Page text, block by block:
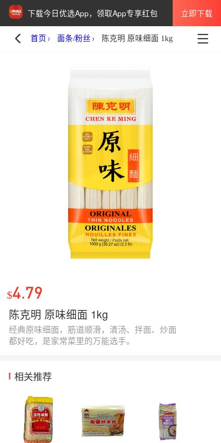
下载今日优选App，领取App专享红包 立即下载
首页 面条/粉丝 陈克明 原味细面 1kg
$4.79
陈克明 原味细面 1kg
经典原味细面，筋道顺滑，清汤、拌面、炒面
都好吃，是家常菜里的万能选手。
相关推荐